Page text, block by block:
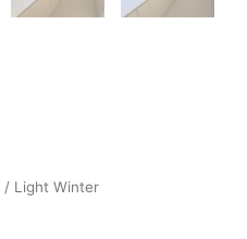
/ Light Winter